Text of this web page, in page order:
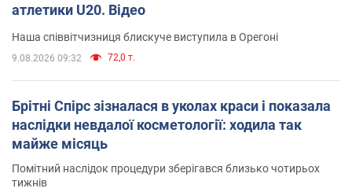
атлетики U20. Відео
Наша співвітчизниця блискуче виступила в Орегоні
9.08.2026 09:32 72,0 т.
Брітні Спірс зізналася в уколах краси і показала
наслідки невдалої косметології: ходила так
майже місяць
Помітний наслідок процедури зберігався близько чотирьох
тижнів